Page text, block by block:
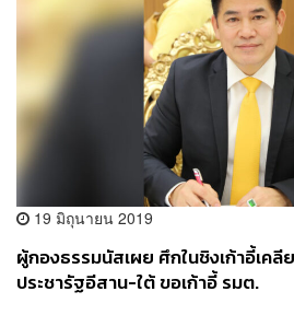
19 มิถุนายน 2019
ผู้กองธรรมนัสเผย ศึกในชิงเก้าอี้เค
ประชารัฐอีสาน-ใต้ ขอเก้าอี้ รมต.